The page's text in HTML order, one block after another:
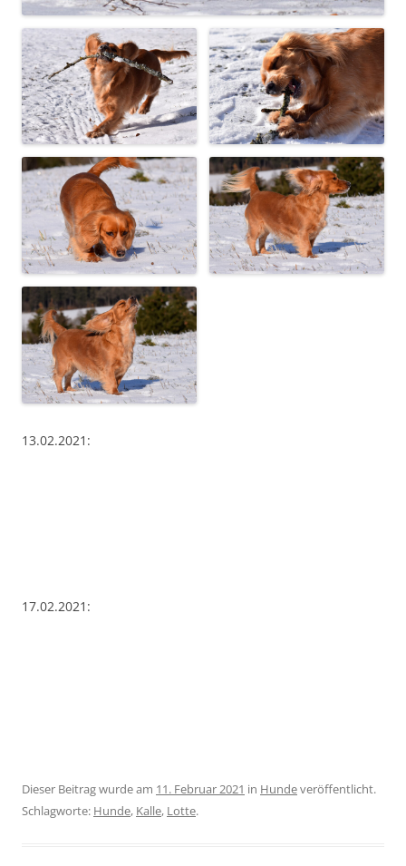
13.02.2021:
17.02.2021:
Dieser Beitrag wurde am 11. Februar 2021 in Hundeveröffentlicht.
Schlagworte: Hunde, Kalle, Lotte.